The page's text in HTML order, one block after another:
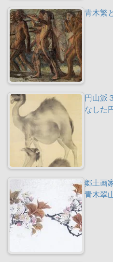
青木繁
円山派
なした
郷土画
青木翠